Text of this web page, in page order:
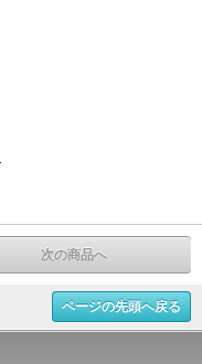
次の商品へ
ページの先頭へ戻る